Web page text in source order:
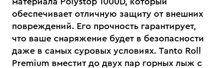
обеспечивает отличную защиту от внешних
повреждений. Его прочность гарантирует,
что ваше снаряжение будет в безопасности
даже в самых суровых условиях. Tanto Roll
Premium вместит до двух пар горных лыж с